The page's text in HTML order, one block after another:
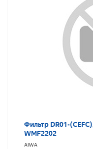
Фильтр DR01-
WMF2202
AIWA